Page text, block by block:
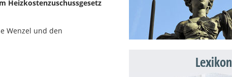
Heizkostenzuschussgesetz
Wenzel und den
Lexikon